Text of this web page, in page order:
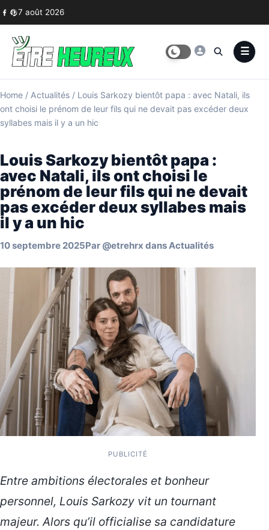
Skip to content
7 août 2026
Home / Actualités / Louis Sarkozy bientôt papa : avec Natali, ils
ont choisi le prénom de leur fils qui ne devait pas excéder deux
syllabes mais il y a un hic
Louis Sarkozy bientôt papa :
avec Natali, ils ont choisi le
prénom de leur fils qui ne devait
pas excéder deux syllabes mais
il y a un hic
10 septembre 2025Par @etrehrx dansActualités
PUBLICITÉ
Entre ambitions électorales et bonheur
personnel, Louis Sarkozy vit un tournant
majeur. Alors qu’il officialise sa candidature